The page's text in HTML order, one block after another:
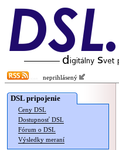
neprihlásený
DSL pripojenie
Ceny DSL
Dostupnosť DSL
Fórum o DSL
Výsledky meraní